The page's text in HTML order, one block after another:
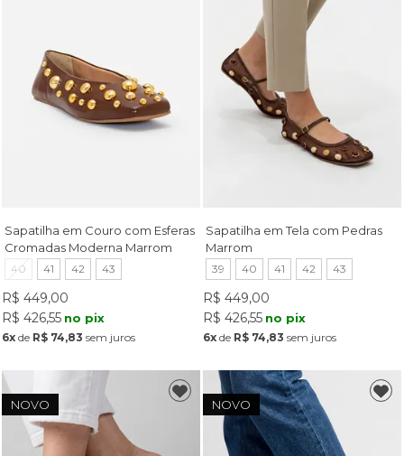
Sapatilha em Couro com Esferas
Cromadas Moderna Marrom
40 41 42 43
R$ 449,00
R$ 426,55 no pix
6xde R$ 74,83 sem juros
Sapatilha em Tela com Pedras
Marrom
39 40 41 42 43
R$ 449,00
R$ 426,55 no pix
6x de R$ 74,83 sem juros
NOVO NOVO